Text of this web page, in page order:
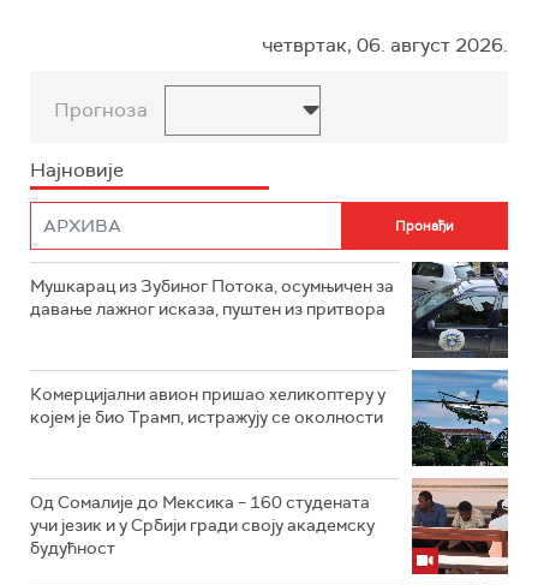
четвртак, 06. август 2026.
Прогноза
Најновије
Мушкарац из Зубиног Потока, осумњичен за
давање лажног исказа, пуштен из притвора
Комерцијални авион пришао хеликоптеру у
којем је био Трамп, истражују се околности
Од Сомалије до Мексика – 160 студената
учи језик и у Србији гради своју академску
будућност